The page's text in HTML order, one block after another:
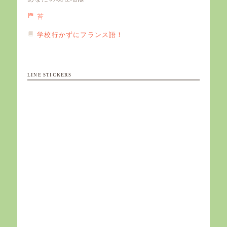
苔
学校行かずにフランス語！
LINE STICKERS